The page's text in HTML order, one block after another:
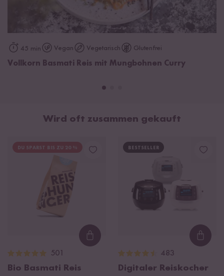
45 min Vegan Vegetarisch Glutenfrei
Vollkorn Basmati Reis mit Mungbohnen Curry
Wird oft zusammen gekauft
DU SPARST BIS ZU 20 %
Loading...
501
Bio Basmati Reis
BESTSELLER
483
Digitaler Reiskocher